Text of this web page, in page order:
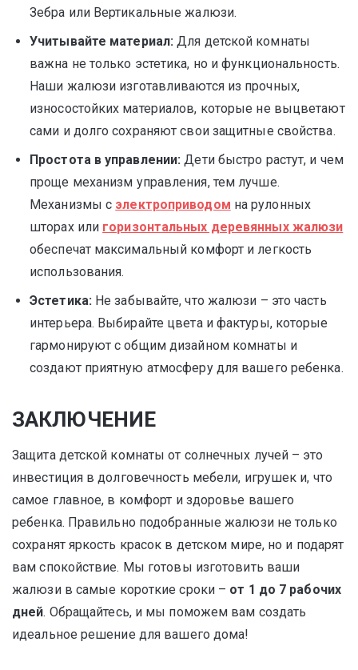
Зебра или Вертикальные жалюзи.
Учитывайте материал: Для детской комнаты
важна не только эстетика, но и функциональность.
Наши жалюзи изготавливаются из прочных,
износостойких материалов, которые не выцветают
сами и долго сохраняют свои защитные свойства.
Простота в управлении: Дети быстро растут, и чем
проще механизм управления, тем лучше.
Механизмы с электроприводом на рулонных
шторах или горизонтальных деревянных жалюзи
обеспечат максимальный комфорт и легкость
использования.
Эстетика:Не забывайте, что жалюзи – это часть
интерьера. Выбирайте цвета и фактуры, которые
гармонируют с общим дизайном комнаты и
создают приятную атмосферу для вашего ребенка.
ЗАКЛЮЧЕНИЕ
Защита детской комнаты от солнечных лучей – это
инвестиция в долговечность мебели, игрушек и, что
самое главное, в комфорт и здоровье вашего
ребенка. Правильно подобранные жалюзи не только
сохранят яркость красок в детском мире, но и подарят
вам спокойствие. Мы готовы изготовить ваши
жалюзи в самые короткие сроки – от 1 до 7 рабочих
дней. Обращайтесь, и мы поможем вам создать
идеальное решение для вашего дома!